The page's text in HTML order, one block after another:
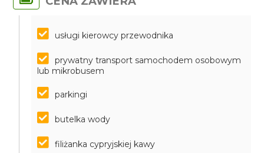
usługi kierowcy przewodnika
prywatny transport samochodem osobowym
lub mikrobusem
parkingi
butelka wody
filiżanka cypryjskiej kawy